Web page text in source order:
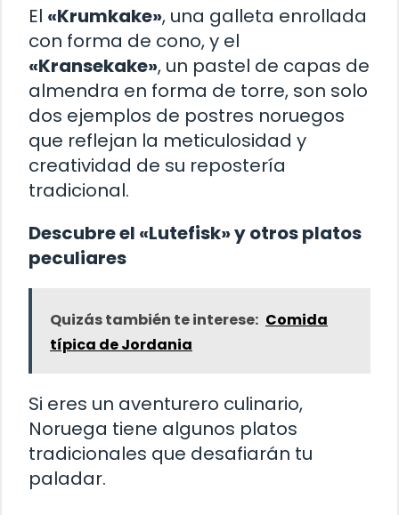
El «Krumkake», una galleta enrollada
con forma de cono, y el
«Kransekake», un pastel de capas de
almendra en forma de torre, son solo
dos ejemplos de postres noruegos
que reflejan la meticulosidad y
creatividad de su repostería
tradicional.
Descubre el «Lutefisk» y otros platos
peculiares
Quizás también te interese: Comida
típica de Jordania
Si eres un aventurero culinario,
Noruega tiene algunos platos
tradicionales que desafiarán tu
paladar.